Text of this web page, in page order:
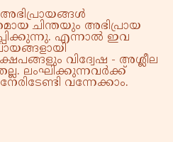
ചിന്തയും അഭിപ്രായ
എന്നാൽ ഇവ
വിദ്വേഷ - അശ്ലീല
ലംഘിക്കുന്നവർക്ക്
വന്നേക്കാം.